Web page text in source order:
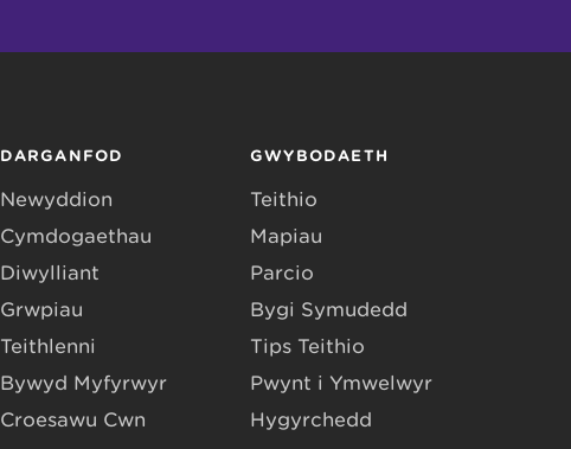
DARGANFOD
Newyddion
Cymdogaethau
Diwylliant
Grwpiau
Teithlenni
Bywyd Myfyrwyr
Croesawu Cŵn
GWYBODAETH
Teithio
Mapiau
Parcio
Bygi Symudedd
Tips Teithio
Pwynt i Ymwelwyr
Hygyrchedd